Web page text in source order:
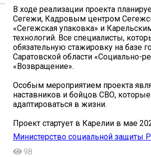
В ходе реализации проекта
Сегежи, Кадровым центром
«Сегежская упаковка» и
технологий. Все специалисты,
обязательную стажировку на базе
Саратовской области «Социально-
«Возвращение».
Особым мероприятием проекта
наставников и бойцов СВО,
адаптироваться в жизни.
Проект стартует в Карелии в мае
Министерство социальной защиты
98